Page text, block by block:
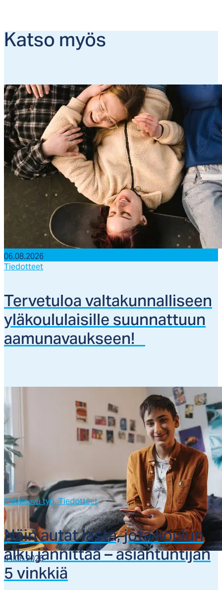
Kat­so myös
06.08.2026
Tiedotteet
Ter­ve­tu­loa val­ta­kun­nal­li­seen
ylä­kou­lu­lai­sil­le suun­nat­tuun
aa­mu­na­vauk­seen!
04.08.2026
Ehkäisevä työ,Tiedotteet
Näin au­tat las­ta, jo­ta kou­lun
al­ku jän­nit­tää – asian­tun­ti­jan
5 vink­kiä